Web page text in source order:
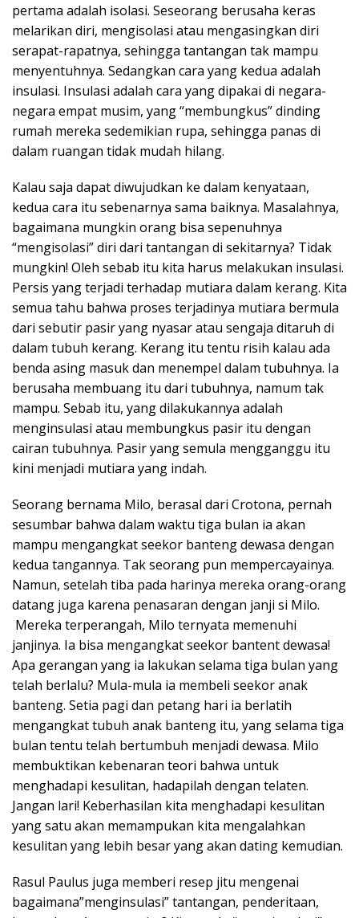
pertama adalah isolasi. Seseorang berusaha keras
melarikan diri, mengisolasi atau mengasingkan diri
serapat-rapatnya, sehingga tantangan tak mampu
menyentuhnya. Sedangkan cara yang kedua adalah
insulasi. Insulasi adalah cara yang dipakai di negara-
negara empat musim, yang “membungkus” dinding
rumah mereka sedemikian rupa, sehingga panas di
dalam ruangan tidak mudah hilang.
Kalau saja dapat diwujudkan ke dalam kenyataan,
kedua cara itu sebenarnya sama baiknya. Masalahnya,
bagaimana mungkin orang bisa sepenuhnya
“mengisolasi” diri dari tantangan di sekitarnya? Tidak
mungkin! Oleh sebab itu kita harus melakukan insulasi.
Persis yang terjadi terhadap mutiara dalam kerang. Kita
semua tahu bahwa proses terjadinya mutiara bermula
dari sebutir pasir yang nyasar atau sengaja ditaruh di
dalam tubuh kerang. Kerang itu tentu risih kalau ada
benda asing masuk dan menempel dalam tubuhnya. Ia
berusaha membuang itu dari tubuhnya, namum tak
mampu. Sebab itu, yang dilakukannya adalah
menginsulasi atau membungkus pasir itu dengan
cairan tubuhnya. Pasir yang semula mengganggu itu
kini menjadi mutiara yang indah.
Seorang bernama Milo, berasal dari Crotona, pernah
sesumbar bahwa dalam waktu tiga bulan ia akan
mampu mengangkat seekor banteng dewasa dengan
kedua tangannya. Tak seorang pun mempercayainya.
Namun, setelah tiba pada harinya mereka orang-orang
datang juga karena penasaran dengan janji si Milo.
Mereka terperangah, Milo ternyata memenuhi
janjinya. Ia bisa mengangkat seekor bantent dewasa!
Apa gerangan yang ia lakukan selama tiga bulan yang
telah berlalu? Mula-mula ia membeli seekor anak
banteng. Setia pagi dan petang hari ia berlatih
mengangkat tubuh anak banteng itu, yang selama tiga
bulan tentu telah bertumbuh menjadi dewasa. Milo
membuktikan kebenaran teori bahwa untuk
menghadapi kesulitan, hadapilah dengan telaten.
Jangan lari! Keberhasilan kita menghadapi kesulitan
yang satu akan memampukan kita mengalahkan
kesulitan yang lebih besar yang akan dating kemudian.
Rasul Paulus juga memberi resep jitu mengenai
bagaimana”menginsulasi” tantangan, penderitaan,